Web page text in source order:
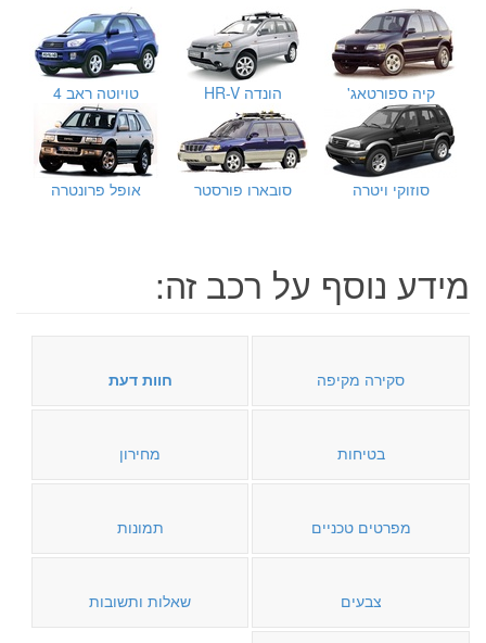
קיה ספורטאג' הונדה HR-V טויוטה ראב 4
סוזוקי ויטרה סובארו פורסטר אופל פרונטרה
מידע נוסף על רכב זה:
סקירה מקיפה חוות דעת
בטיחות מחירון
מפרטים טכניים תמונות
צבעים שאלות ותשובות